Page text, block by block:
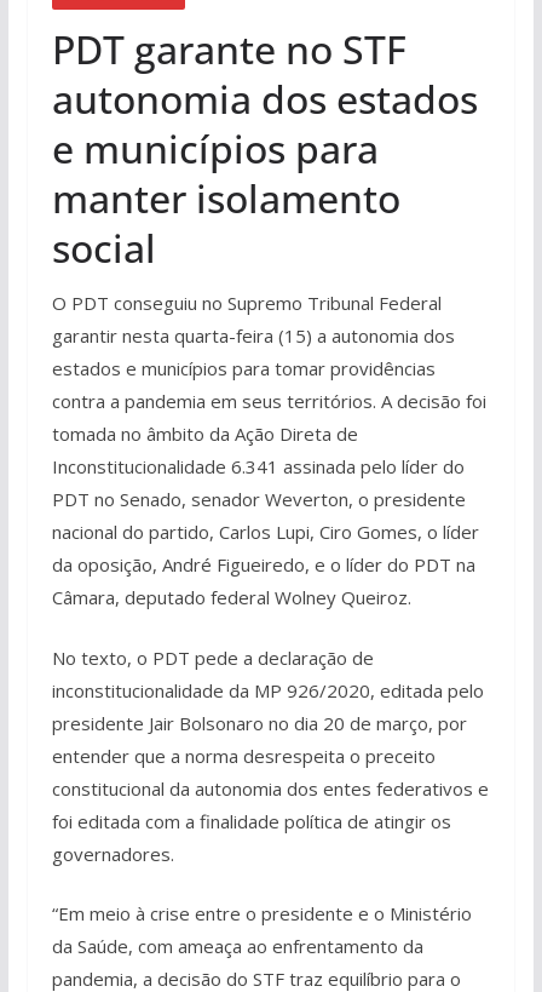
PDT garante no STF
autonomia dos estados
e municípios para
manter isolamento
social
O PDT conseguiu no Supremo Tribunal Federal
garantir nesta quarta-feira (15) a autonomia dos
estados e municípios para tomar providências
contra a pandemia em seus territórios. A decisão foi
tomada no âmbito da Ação Direta de
Inconstitucionalidade 6.341 assinada pelo líder do
PDT no Senado, senador Weverton, o presidente
nacional do partido, Carlos Lupi, Ciro Gomes, o líder
da oposição, André Figueiredo, e o líder do PDT na
Câmara, deputado federal Wolney Queiroz.
No texto, o PDT pede a declaração de
inconstitucionalidade da MP 926/2020, editada pelo
presidente Jair Bolsonaro no dia 20 de março, por
entender que a norma desrespeita o preceito
constitucional da autonomia dos entes federativos e
foi editada com a finalidade política de atingir os
governadores.
“Em meio à crise entre o presidente e o Ministério
da Saúde, com ameaça ao enfrentamento da
pandemia, a decisão do STF traz equilíbrio para o